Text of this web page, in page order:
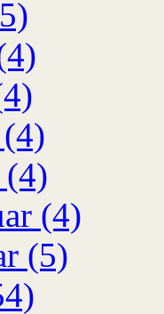
(4)
(4)
(5)